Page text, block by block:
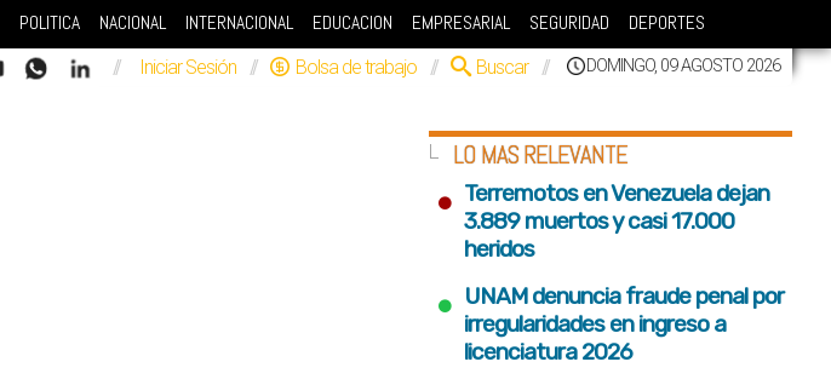
POLITICA NACIONAL INTERNACIONAL EDUCACION EMPRESARIAL SEGURIDAD DEPORTES
DOMINGO, 09 AGOSTO 2026
//
Buscar
//
Bolsa de trabajo
//
Iniciar Sesión
//
LO MAS RELEVANTE
• Terremotos en Venezuela dejan
3.889 muertos y casi 17.000
heridos
• UNAM denuncia fraude penal por
irregularidades en ingreso a
licenciatura 2026